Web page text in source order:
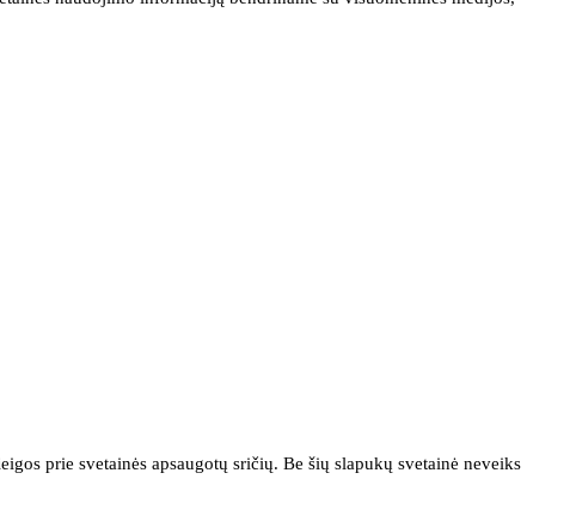
prie svetainės apsaugotų sričių. Be šių slapukų svetainė neveiks